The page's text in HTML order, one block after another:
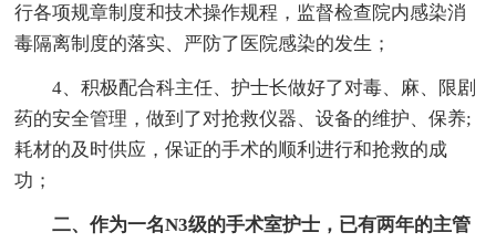
行各项规章制度和技术操作规程，监督检查院内感染消
毒隔离制度的落实、严防了医院感染的发生；
4、积极配合科主任、护士长做好了对毒、麻、限剧
药的安全管理，做到了对抢救仪器、设备的维护、保养;
耗材的及时供应，保证的手术的顺利进行和抢救的成
功；
二、作为一名N3级的手术室护士，已有两年的主管